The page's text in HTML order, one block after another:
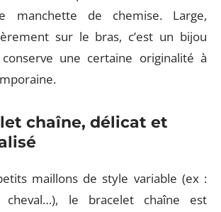
manchette de chemise. Large,
sur le bras, c’est un bijou
une certaine originalité à
chaîne, délicat et
maillons de style variable (ex :
cheval…), le bracelet chaîne est